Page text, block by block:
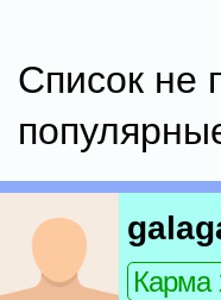
Список не
Карма